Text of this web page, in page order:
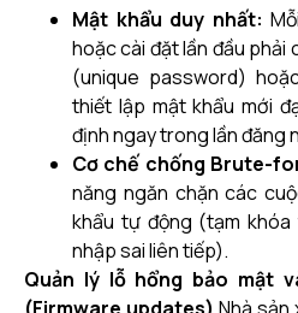
Mật khẩu duy nhất:
hoặc cài đặt lần đầu phải
(unique password)
thiết lập mật khẩu mới
định ngay trong lần đăng
Cơ chế chống Brute-
năng ngăn chặn các
khẩu tự động (tạm
nhập sai liên tiếp).
Quản lý lỗ hổng bảo mật